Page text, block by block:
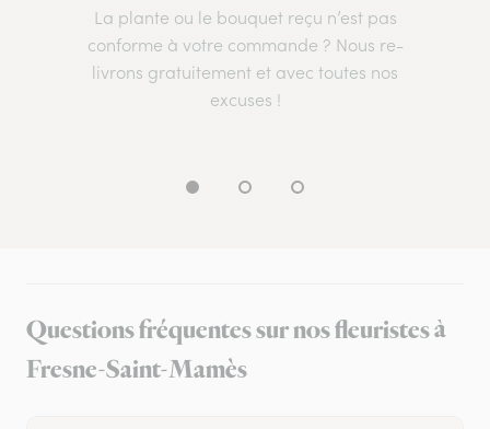
La plante ou le bouquet reçu n’est pas
conforme à votre commande ? Nous re-
livrons gratuitement et avec toutes nos
excuses !
Questions fréquentes sur nos fleuristes à
Fresne-Saint-Mamès